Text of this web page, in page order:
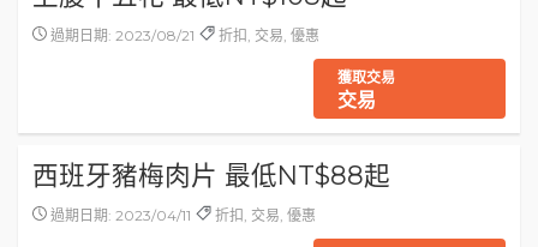
過期日期: 2023/08/21 折扣, 交易, 優惠
獲取交易
交易
西班牙豬梅肉片 最低NT$88起
過期日期: 2023/04/11 折扣, 交易, 優惠